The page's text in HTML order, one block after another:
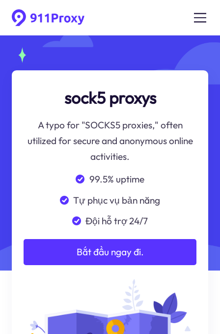
sock5 proxys
A typo for "SOCKS5 proxies," often
utilized for secure and anonymous online
activities.
99.5% uptime
Tự phục vụ bản năng
Đội hỗ trợ 24/7
Bắt đầu ngay đi.